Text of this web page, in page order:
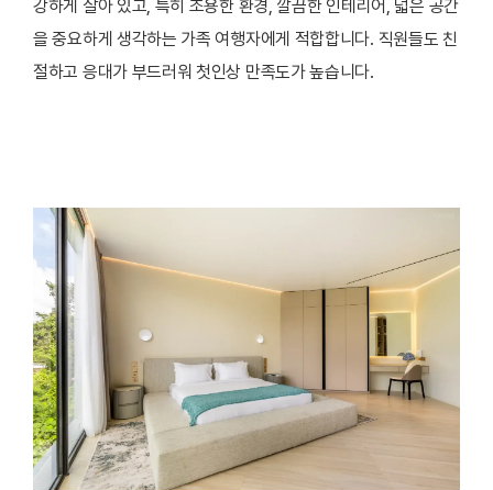
강하게 살아 있고, 특히 조용한 환경, 깔끔한 인테리어, 넓은 공간
을 중요하게 생각하는 가족 여행자에게 적합합니다. 직원들도 친
절하고 응대가 부드러워 첫인상 만족도가 높습니다.